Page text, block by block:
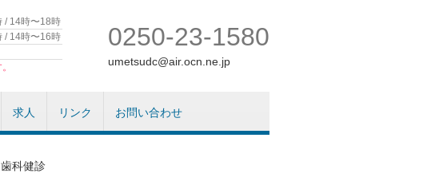
/ 14時〜18時
/ 14時〜16時
0250-23-1580
umetsudc@air.ocn.ne.jp
求人 リンク お問い合わせ
歯科健診